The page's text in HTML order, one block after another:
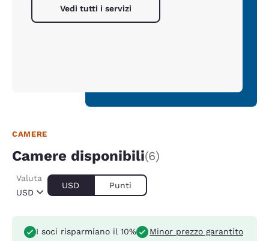
Vedi tutti i servizi
CAMERE
Camere disponibili(6)
USD
Valuta
USD Punti
I soci risparmiano il 10%
Minor prezzo garantito